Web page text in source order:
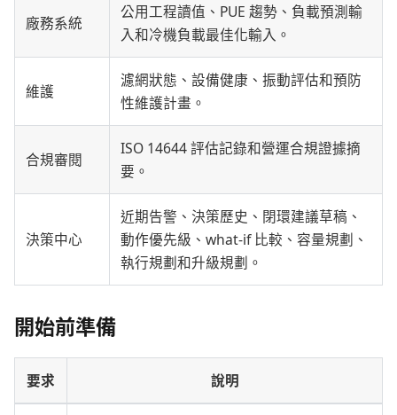
廠務系統
公用工程讀值、PUE 趨勢、負載預測輸
入和冷機負載最佳化輸入。
維護
濾網狀態、設備健康、振動評估和預防
性維護計畫。
合規審閱
ISO 14644 評估記錄和營運合規證據摘
要。
決策中心
近期告警、決策歷史、閉環建議草稿、
動作優先級、what-if 比較、容量規劃、
執行規劃和升級規劃。
開始前準備
要求 說明